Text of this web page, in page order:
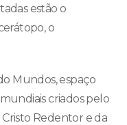
estão o
o
Mundos, espaço
criados pelo
Redentor e da